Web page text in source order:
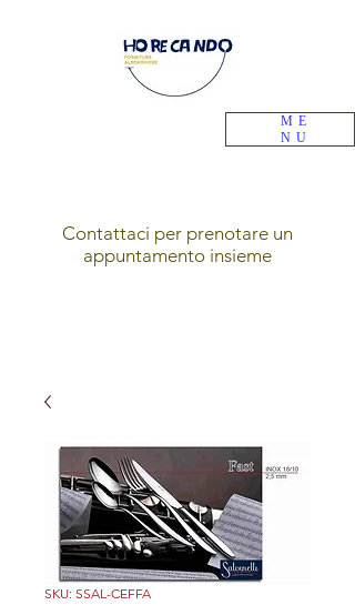
Contattaci per prenotare un
appuntamento insieme
ME
NU
SKU: SSAL-CEFFA